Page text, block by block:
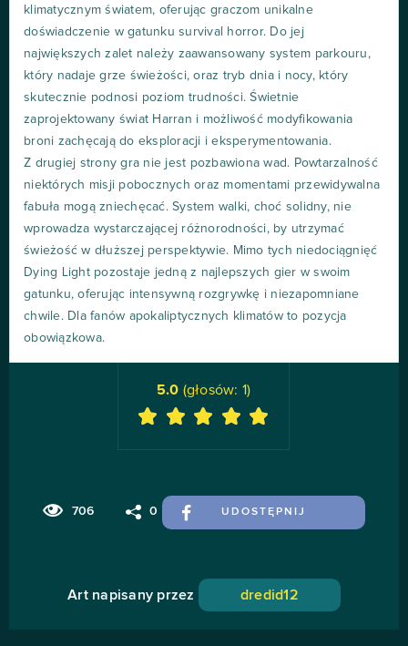
klimatycznym światem, oferując graczom unikalne
doświadczenie w gatunku survival horror. Do jej
największych zalet należy zaawansowany system parkouru,
który nadaje grze świeżości, oraz tryb dnia i nocy, który
skutecznie podnosi poziom trudności. Świetnie
zaprojektowany świat Harran i możliwość modyfikowania
broni zachęcają do eksploracji i eksperymentowania.
Z drugiej strony gra nie jest pozbawiona wad. Powtarzalność
niektórych misji pobocznych oraz momentami przewidywalna
fabuła mogą zniechęcać. System walki, choć solidny, nie
wprowadza wystarczającej różnorodności, by utrzymać
świeżość w dłuższej perspektywie. Mimo tych niedociągnięć
Dying Light pozostaje jedną z najlepszych gier w swoim
gatunku, oferując intensywną rozgrywkę i niezapomniane
chwile. Dla fanów apokaliptycznych klimatów to pozycja
obowiązkowa.
706 0 UDOSTĘPNIJ
5.0 (głosów: 1)
Art napisany przez dredid12